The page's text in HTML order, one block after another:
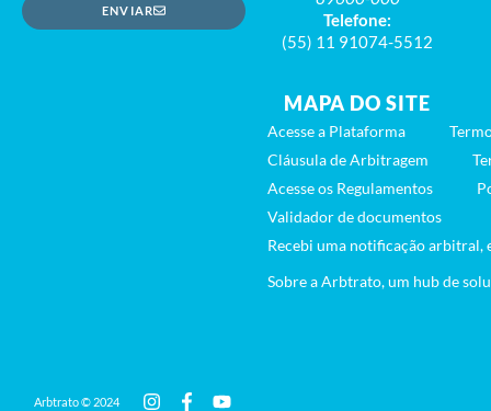
ENVIAR
Telefone:
(55) 11 91074-5512
MAPA DO SITE
Acesse a Plataforma
Cláusula de Arbitragem
Acesse os Regulamentos
Validador de documentos
Recebi uma notificação arbitral,
Sobre a Arbtrato, um hub de
Arbtrato © 2024